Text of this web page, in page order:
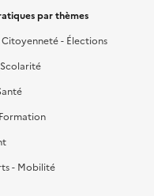
par thèmes
Citoyenneté - Élections
- Mobilité